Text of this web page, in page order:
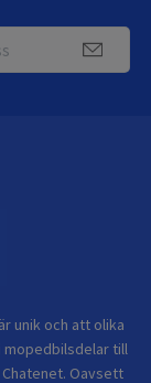
unik och att olika
mopedbilsdelar till
Oavsett